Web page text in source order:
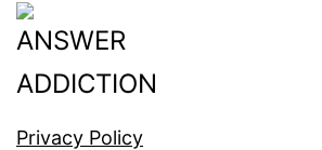
Privacy Policy